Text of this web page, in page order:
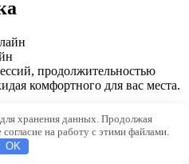
продолжительностью
комфортного для вас места.
вам даются специальные
методике автора.
которые сможет
хранения данных. Продолжая
на работу с этими файлами.
OK